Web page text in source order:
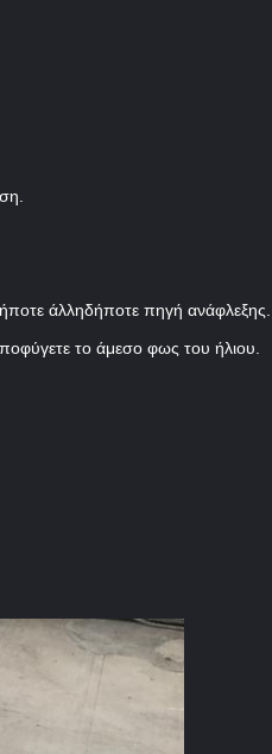
άλληδήποτε πηγή ανάφλεξης.
το άμεσο φως του ήλιου.